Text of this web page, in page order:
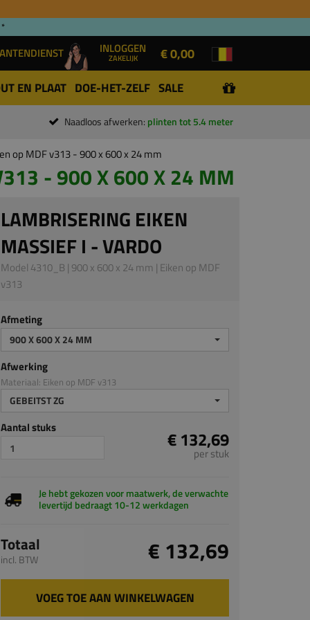
INLOGGEN
ZAKELIJK € 0,00
EN PLAAT DOE-HET-ZELF SALE
Naadloos afwerken: plinten tot 5.4 meter
op MDF v313 - 900 x 600 x 24 mm
- 900 X 600 X 24 MM
LAMBRISERING EIKEN
MASSIEF I - VARDO
Model 4310_B | 900 x 600 x 24 mm | Eiken op MDF
v313
Afmeting
900 X 600 X 24 MM
Afwerking
Materiaal: Eiken op MDF v313
GEBEITST ZG
Aantal stuks € 132,69
per stuk
Je hebt gekozen voor maatwerk, de verwachte
levertijd bedraagt 10-12 werkdagen
Totaal
incl. BTW € 132,69
VOEG TOE AAN WINKELWAGEN